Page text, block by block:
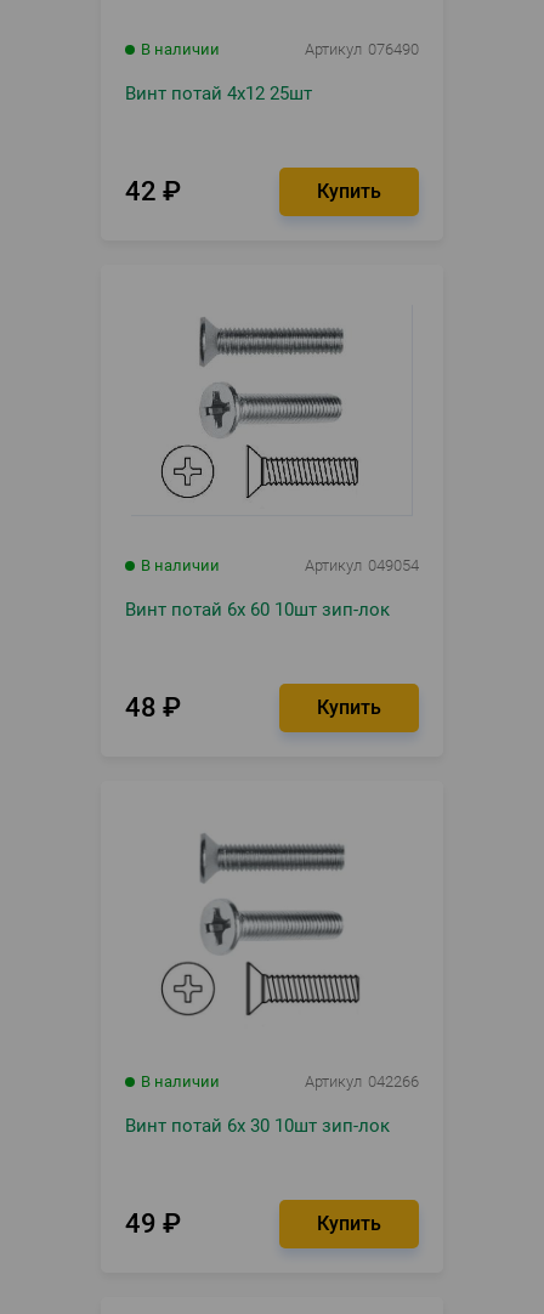
В наличии Артикул 076490
Винт потай 4х12 25шт
42 ₽
В наличии Артикул 049054
Винт потай 6х 60 10шт зип-лок
48 ₽
В наличии Артикул 042266
Винт потай 6х 30 10шт зип-лок
49 ₽